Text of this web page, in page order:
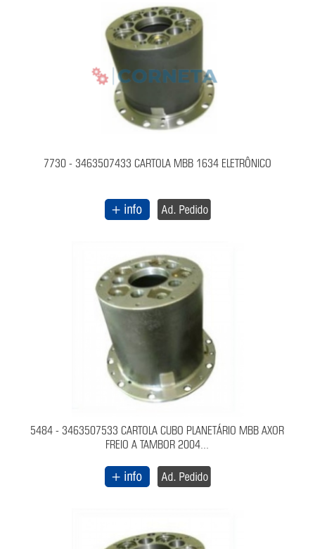
7730 - 3463507433 CARTOLA MBB 1634 ELETRÔNICO
5484 - 3463507533 CARTOLA CUBO PLANETÁRIO MBB AXOR
FREIO A TAMBOR 2004...